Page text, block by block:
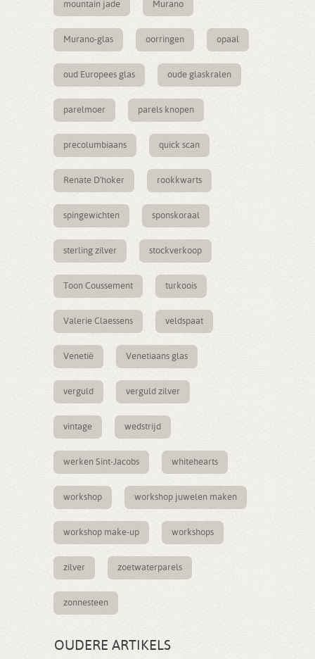
mountain jade Murano
Murano-glas oorringen opaal
oud Europees glas oude glaskralen
parelmoer parels knopen
precolumbiaans quick scan
Renate D'hoker rookkwarts
spingewichten sponskoraal
sterling zilver stockverkoop
Toon Coussement turkoois
Valerie Claessens veldspaat
Venetië Venetiaans glas
verguld verguld zilver
vintage wedstrijd
werken Sint-Jacobs whitehearts
workshop workshop juwelen maken
workshop make-up workshops
zilver zoetwaterparels
zonnesteen
OUDERE ARTIKELS